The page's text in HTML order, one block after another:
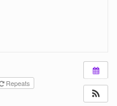
Repeats